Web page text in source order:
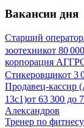
Вакансии дня
Старший
зоотехникот 80 000
корпорация
Стикеровщикот 3
Продавец-кассир
13с1)от 63 300 до
Александров
Тренер по